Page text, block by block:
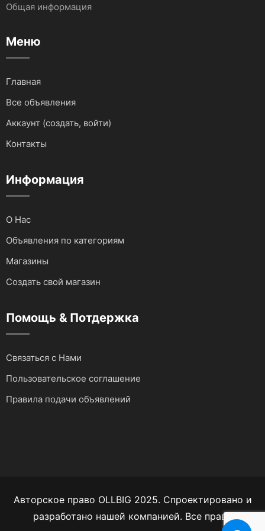
Для мототехники
Общая информация
Меню
Главная
Все объявления
Аккаунт (создать, войти)
Контакты
Информация
О Нас
Объявления по категориям
Магазины
Создать свой магазин
Помощь & Потдержка
Связаться с Нами
Пользовательское соглашение
Правила подачи объявлений
Авторское право OLLBIG 2025. Спроектировано и
разработано нашей компанией. Все права